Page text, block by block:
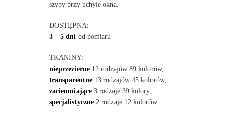
szyby przy uchyle okna.
DOSTĘPNA:
3 – 5 dniod pomiaru
TKANINY:
nieprzezierne12 rodzajów 89 kolorów,
transparentne13 rodzajów 45 kolorów,
zaciemniające3 rodzaje 39 kolory,
specjalistyczne2 rodzaje 12 kolorów.